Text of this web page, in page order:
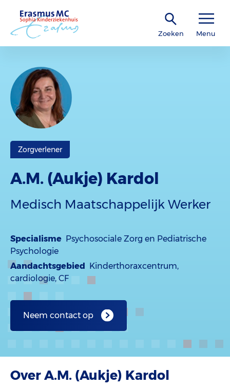
Zoeken Menu
Zorgverlener
A.M. (Aukje) Kardol
Medisch Maatschappelijk Werker
Specialisme Psychosociale Zorg en Pediatrische
Psychologie
Aandachtsgebied Kinderthoraxcentrum,
cardiologie, CF
Neem contact op
Over A.M. (Aukje) Kardol